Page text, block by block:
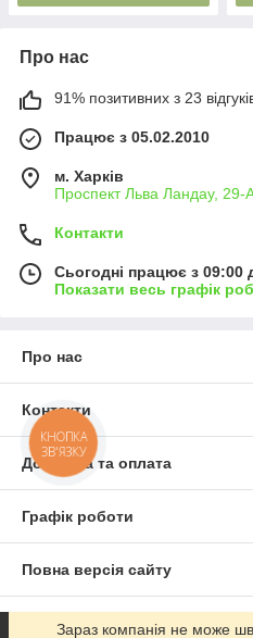
Про нас
91% позитивних з 23
Працює з 05.02.2010
м. Харків
Проспект Льва Ландау, 29-
Контакти
Сьогодні працює з 09:00
Показати весь графік
Про нас
Контакти
Доставка та оплата
Графік роботи
Повна версія сайту
Сайт створено на
Зараз компанія не може
КНОПКА
ЗВ'ЯЗКУ